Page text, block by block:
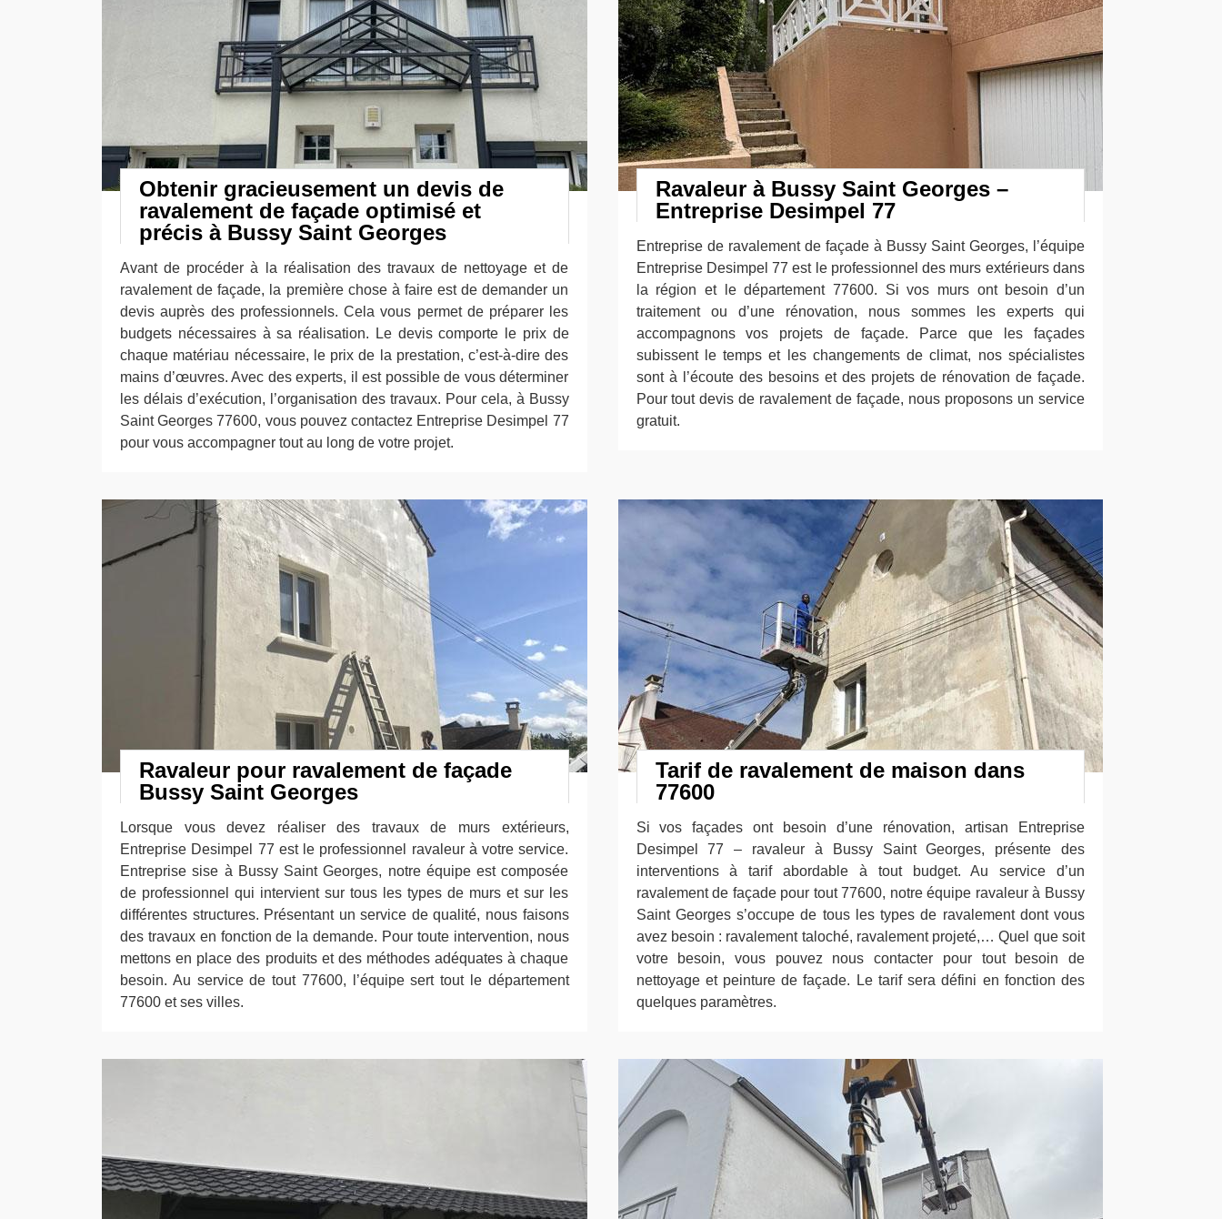
Obtenir gracieusement un devis de
ravalement de façade optimisé et
précis à Bussy Saint Georges
Avant de procéder à la réalisation des travaux de nettoyage et de
ravalement de façade, la première chose à faire est de demander un
devis auprès des professionnels. Cela vous permet de préparer les
budgets nécessaires à sa réalisation. Le devis comporte le prix de
chaque matériau nécessaire, le prix de la prestation, c’est-à-dire des
mains d’œuvres. Avec des experts, il est possible de vous déterminer
les délais d’exécution, l’organisation des travaux. Pour cela, à Bussy
Saint Georges 77600, vous pouvez contactez Entreprise Desimpel 77
pour vous accompagner tout au long de votre projet.
Ravaleur à Bussy Saint Georges –
Entreprise Desimpel 77
Entreprise de ravalement de façade à Bussy Saint Georges, l’équipe
Entreprise Desimpel 77 est le professionnel des murs extérieurs dans
la région et le département 77600. Si vos murs ont besoin d’un
traitement ou d’une rénovation, nous sommes les experts qui
accompagnons vos projets de façade. Parce que les façades
subissent le temps et les changements de climat, nos spécialistes
sont à l’écoute des besoins et des projets de rénovation de façade.
Pour tout devis de ravalement de façade, nous proposons un service
gratuit.
Ravaleur pour ravalement de façade
Bussy Saint Georges
Lorsque vous devez réaliser des travaux de murs extérieurs,
Entreprise Desimpel 77 est le professionnel ravaleur à votre service.
Entreprise sise à Bussy Saint Georges, notre équipe est composée
de professionnel qui intervient sur tous les types de murs et sur les
différentes structures. Présentant un service de qualité, nous faisons
des travaux en fonction de la demande. Pour toute intervention, nous
mettons en place des produits et des méthodes adéquates à chaque
besoin. Au service de tout 77600, l’équipe sert tout le département
77600 et ses villes.
Tarif de ravalement de maison dans
77600
Si vos façades ont besoin d’une rénovation, artisan Entreprise
Desimpel 77 – ravaleur à Bussy Saint Georges, présente des
interventions à tarif abordable à tout budget. Au service d’un
ravalement de façade pour tout 77600, notre équipe ravaleur à Bussy
Saint Georges s’occupe de tous les types de ravalement dont vous
avez besoin : ravalement taloché, ravalement projeté,… Quel que soit
votre besoin, vous pouvez nous contacter pour tout besoin de
nettoyage et peinture de façade. Le tarif sera défini en fonction des
quelques paramètres.